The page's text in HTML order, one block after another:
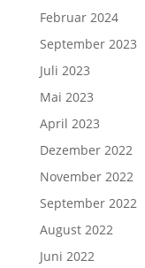
Februar 2024
September 2023
Juli 2023
Mai 2023
April 2023
Dezember 2022
November 2022
September 2022
August 2022
Juni 2022